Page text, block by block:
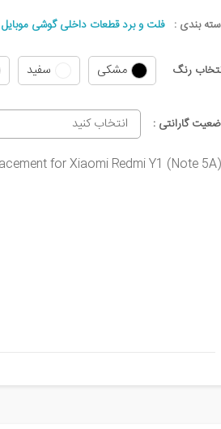
بندی : فلت و برد قطعات داخلی گوشی
رنگ مشکی سفید
گارانتی : انتخاب کنید
for Xiaomi Redmi Y1 (Note 5A)